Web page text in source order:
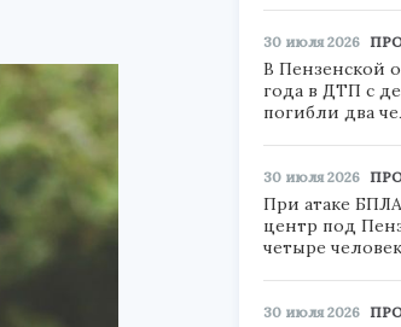
30 июля 2026
В Пензенской
года в ДТП с
погибли два
30 июля 2026
При атаке
центр под
четыре
30 июля 2026